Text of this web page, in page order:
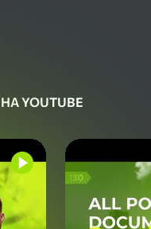
YOUTUBE